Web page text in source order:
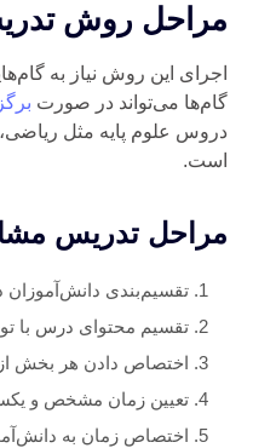
مراحل روش
اجرای این روش نیاز به
گام‌ها می‌تواند در صورت
دروس علوم پایه مثل
است.
مراحل تدریس
تقسیم‌بندی
تقسیم محتوای درس با
اختصاص دادن هر بخش
تعیین زمان مشخص و
اختصاص زمان به